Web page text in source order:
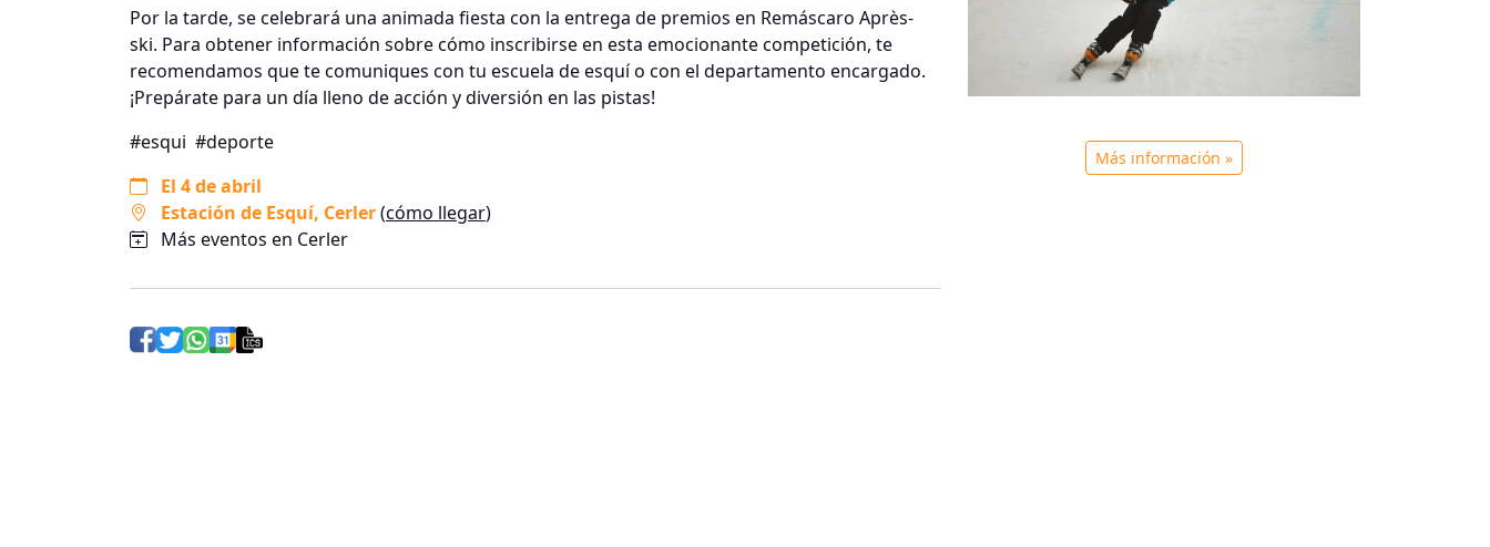
Por la tarde, se celebrará una animada fiesta con la entrega de premios en Remáscaro Après-
ski. Para obtener información sobre cómo inscribirse en esta emocionante competición, te
recomendamos que te comuniques con tu escuela de esquí o con el departamento encargado.
¡Prepárate para un día lleno de acción y diversión en las pistas!
#esqui #deporte
El 4 de abril
Estación de Esquí, Cerler(cómo llegar)
Más eventos en Cerler
Más información »